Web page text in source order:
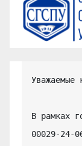
Уважаемые
В рамках
00029-24-